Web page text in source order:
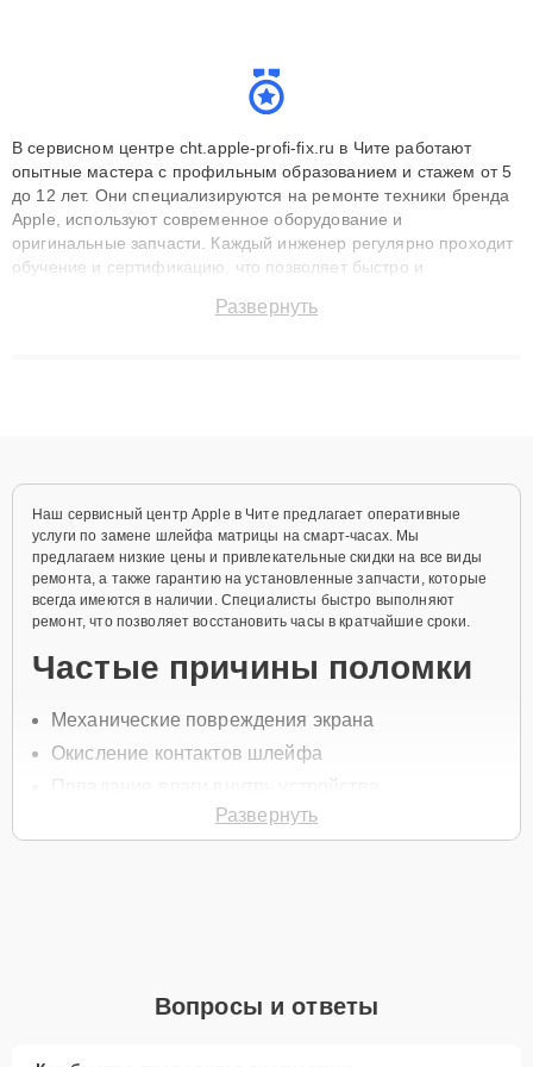
В сервисном центре cht.apple-profi-fix.ru в Чите работают
опытные мастера с профильным образованием и стажем от 5
до 12 лет. Они специализируются на ремонте техники бренда
Apple, используют современное оборудование и
оригинальные запчасти. Каждый инженер регулярно проходит
обучение и сертификацию, что позволяет быстро и
сохранением гарантии до 3 лет. Наши мастера решают
Развернуть
Наш сервисный центр Apple в Чите предлагает оперативные
услуги по замене шлейфа матрицы на смарт-часах. Мы
предлагаем низкие цены и привлекательные скидки на все виды
ремонта, а также гарантию на установленные запчасти, которые
всегда имеются в наличии. Специалисты быстро выполняют
ремонт, что позволяет восстановить часы в кратчайшие сроки.
Частые причины поломки
Механические повреждения экрана
Окисление контактов шлейфа
Повреждение шлейфа из-за неаккуратной
эксплуатации
деталей и записи на диагностику и обслуживание.
Развернуть
Вопросы и ответы